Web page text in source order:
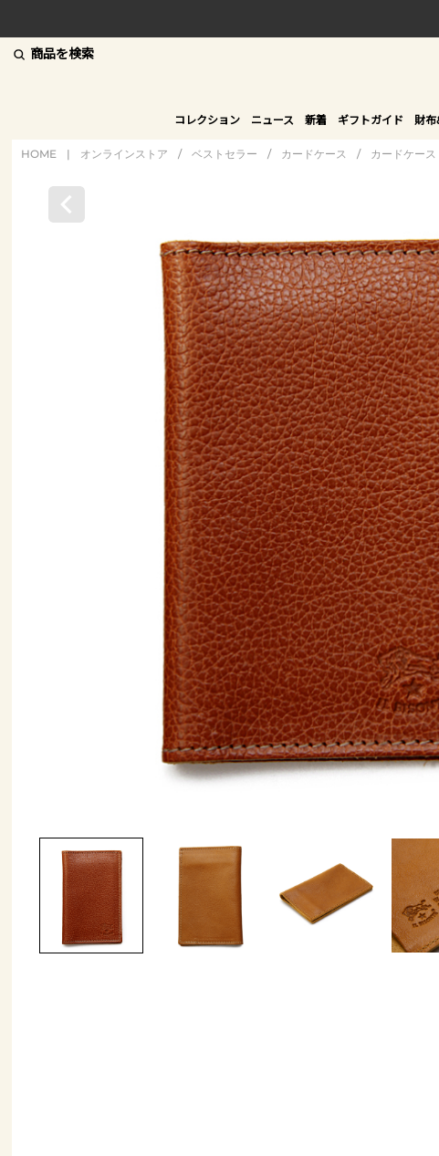
8/
贈
商品を検索
コレクション ニュース 新着 ギフトガイド 財
HOME | オンラインストア / ベストセラー / カードケース / カードケース